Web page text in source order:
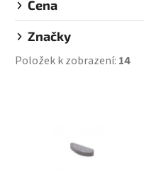
Cena
Značky
Položek k zobrazení: 14